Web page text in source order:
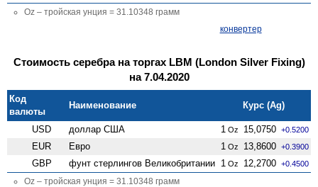
Oz – тройская унция = 31.10348 грамм
конвертер
Стоимость серебра на торгах LBM (London Silver Fixing)
на 7.04.2020
Код
валюты
Наименование Курс (Ag)
USD доллар США 1 Oz 15,0750 +0.5200
EUR Евро 1 Oz 13,8600 +0.3900
GBP фунт стерлингов Велико­британии 1 Oz 12,2700 +0.4500
Oz – тройская унция = 31.10348 грамм